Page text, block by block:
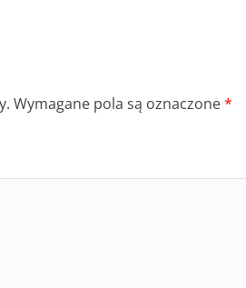
Wymagane pola są oznaczone*